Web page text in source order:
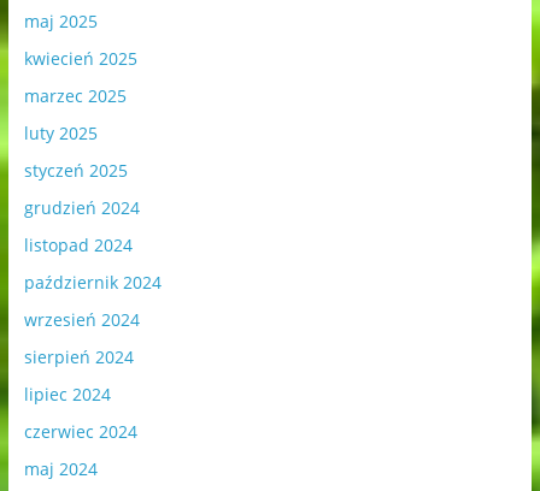
maj 2025
kwiecień 2025
marzec 2025
luty 2025
styczeń 2025
grudzień 2024
listopad 2024
październik 2024
wrzesień 2024
sierpień 2024
lipiec 2024
czerwiec 2024
maj 2024